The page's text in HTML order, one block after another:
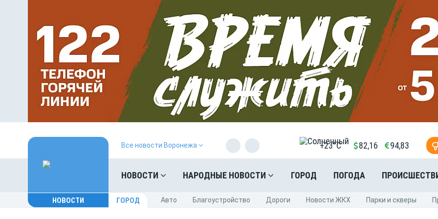
Все новости Воронежа +23°C 82,16 94,83
НОВОСТИ НАРОДНЫЕ НОВОСТИ ГОРОД ПОГОДА
НОВОСТИ ГОРОД Авто Благоустройство Дороги Новости ЖКХ Парки и скверы